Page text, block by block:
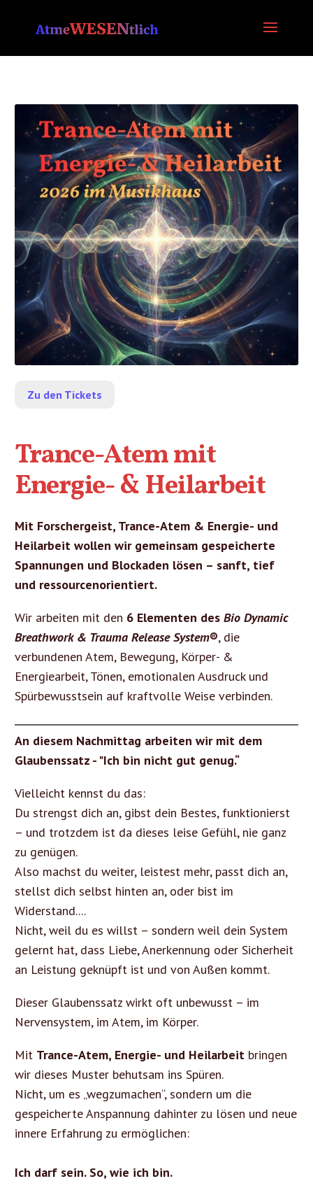
Zu den Tickets
Trance-Atem mit
Energie- & Heilarbeit
Mit Forschergeist, Trance-Atem & Energie- und
Heilarbeit wollen wir gemeinsam gespeicherte
Spannungen und Blockaden lösen – sanft, tief
und ressourcenorientiert.
Wir arbeiten mit den 6 Elementen desBio Dynamic
Breathwork & Trauma Release System®, die
verbundenen Atem, Bewegung, Körper- &
Energiearbeit, Tönen, emotionalen Ausdruck und
Spürbewusstsein auf kraftvolle Weise verbinden.
An diesem Nachmittag arbeiten wir mit dem
Glaubenssatz - "Ich bin nicht gut genug.“
Vielleicht kennst du das:
Du strengst dich an, gibst dein Bestes, funktionierst
– und trotzdem ist da dieses leise Gefühl, nie ganz
zu genügen.
Also machst du weiter, leistest mehr, passt dich an,
stellst dich selbst hinten an, oder bist im
Widerstand....
Nicht, weil du es willst – sondern weil dein System
gelernt hat, dass Liebe, Anerkennung oder Sicherheit
an Leistung geknüpft ist und von Außen kommt.
Dieser Glaubenssatz wirkt oft unbewusst – im
Nervensystem, im Atem, im Körper.
Mit Trance-Atem, Energie- und Heilarbeit bringen
wir dieses Muster behutsam ins Spüren.
Nicht, um es „wegzumachen“, sondern um die
gespeicherte Anspannung dahinter zu lösen und neue
innere Erfahrung zu ermöglichen:
Ich darf sein. So, wie ich bin.